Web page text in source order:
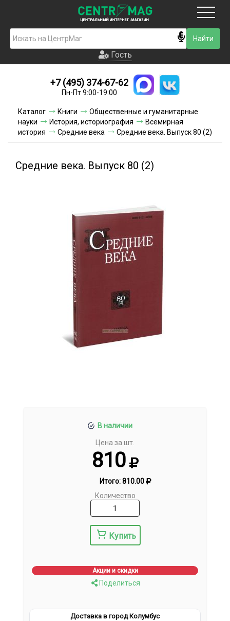
Гость
Новинки
Условия доставки
Условия оплаты
Гость
+7 (495) 374-67-62
Пн-Пт 9:00-19:00
Каталог Книги
Общественные и гуманитарные
науки
История, историография
Всемирная
история
Средние века Средние века. Выпуск 80 (2)
Средние века. Выпуск 80 (2)
В наличии
Цена за шт.
810
Итого:810.00
Количество
Купить
Акции и скидки
Поделиться
Доставка в город Колумбус